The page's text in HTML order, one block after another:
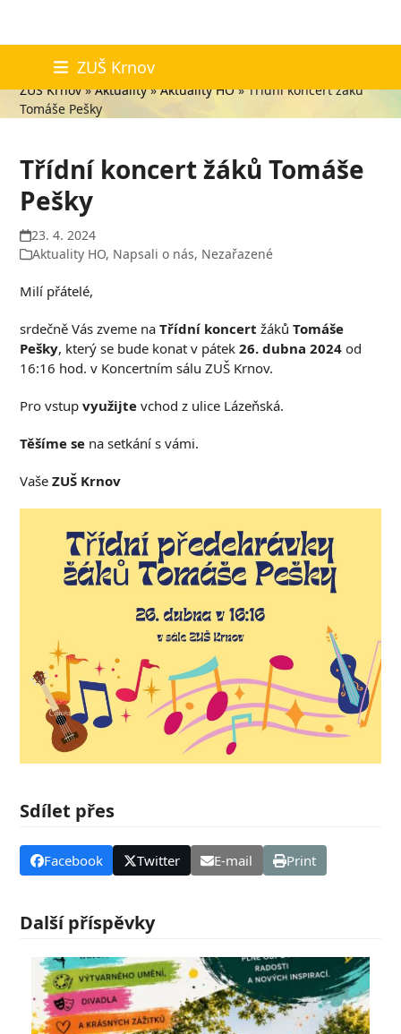
content
ZUŠ Krnov
Aktuality
ZUŠ Krnov»Aktuality»Aktuality HO»Třídní koncert žáků
Tomáše Pešky
Třídní koncert žáků Tomáše
Pešky
23. 4. 2024
Aktuality HO, Napsali o nás, Nezařazené
Milí přátelé,
srdečně Vás zveme naTřídní koncert žáků Tomáše
Pešky, který se bude konat v pátek 26. dubna 2024 od
16:16 hod. v Koncertním sálu ZUŠ Krnov.
Pro vstupvyužijte vchod z ulice Lázeňská.
Těšíme se na setkání s vámi.
VašeZUŠ Krnov
Sdílet přes
Facebook Twitter E-mail Print
Další příspěvky